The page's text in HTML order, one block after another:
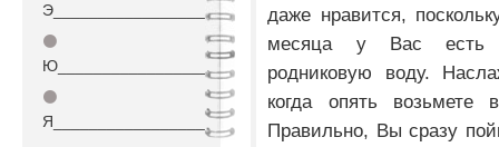
Э_________________
⚫
Ю_________________
⚫
Я_________________
даже нравится,
месяца у Вас есть
родниковую воду.
когда опять
Правильно, Вы сразу